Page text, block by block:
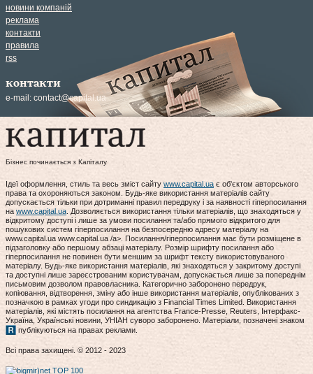
новини компаній
реклама
контакти
правила
rss
контакти
e-mail: contact@capital.ua
Бізнес починається з Капіталу
Ідеї оформлення, стиль та весь зміст сайту www.capital.ua є об'єктом авторського
права та охороняються законом. Будь-яке використання матеріалів сайту
допускається тільки при дотриманні правил передруку і за наявності гіперпосилання
на www.capital.ua. Дозволяється використання тільки матеріалів, що знаходяться у
відкритому доступі і лише за умови посилання та/або прямого відкритого для
пошукових систем гіперпосилання на безпосередню адресу матеріалу на
www.capital.ua www.capital.ua /a>. Посилання/гіперпосилання має бути розміщене в
підзаголовку або першому абзаці матеріалу. Розмір шрифту посилання або
гіперпосилання не повинен бути меншим за шрифт тексту використовуваного
матеріалу. Будь-яке використання матеріалів, які знаходяться у закритому доступі
та доступні лише зареєстрованим користувачам, допускається лише за попереднім
письмовим дозволом правовласника. Категорично заборонено передрук,
копіювання, відтворення, зміну або інше використання матеріалів, опублікованих з
позначкою в рамках угоди про синдикацію з Financial Times Limited. Використання
матеріалів, які містять посилання на агентства France-Presse, Reuters, Інтерфакс-
Україна, Українські новини, УНІАН суворо заборонено. Матеріали, позначені знаком
публікуються на правах реклами.
Всі права захищені. © 2012 - 2023